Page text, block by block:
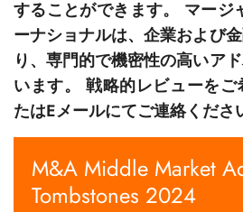
することができます。 マージ
ーナショナルは、企業および
り、専門的で機密性の高いア
います。 戦略的レビューを
たはEメールにてご連絡くださ
M&A Middle Market
Tombstones 2024